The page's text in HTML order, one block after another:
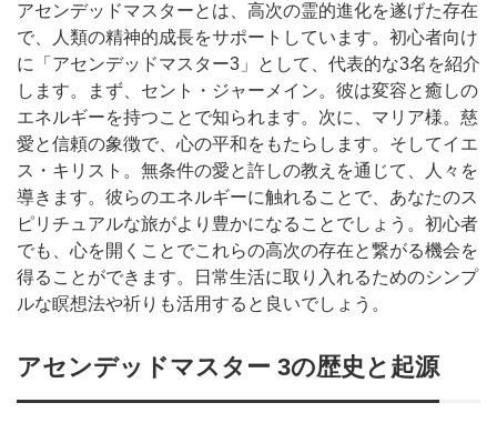
アセンデッドマスターとは、高次の霊的進化を遂げた存在
で、人類の精神的成長をサポートしています。初心者向け
に「アセンデッドマスター3」として、代表的な3名を紹介
します。まず、セント・ジャーメイン。彼は変容と癒しの
エネルギーを持つことで知られます。次に、マリア様。慈
愛と信頼の象徴で、心の平和をもたらします。そしてイエ
ス・キリスト。無条件の愛と許しの教えを通じて、人々を
導きます。彼らのエネルギーに触れることで、あなたのス
ピリチュアルな旅がより豊かになることでしょう。初心者
でも、心を開くことでこれらの高次の存在と繋がる機会を
得ることができます。日常生活に取り入れるためのシンプ
ルな瞑想法や祈りも活用すると良いでしょう。
アセンデッドマスター 3の歴史と起源